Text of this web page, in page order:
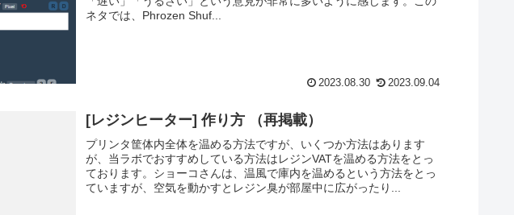
ネタでは、Phrozen Shuf...
2023.08.30 2023.09.04
[レジンヒーター] 作り方 （再掲載）
プリンタ筐体内全体を温める方法ですが、いくつか方法はあります
が、当ラボでおすすめしている方法はレジンVATを温める方法をとっ
ております。ショーコさんは、温風で庫内を温めるという方法をとっ
ていますが、空気を動かすとレジン臭が部屋中に広がったり...